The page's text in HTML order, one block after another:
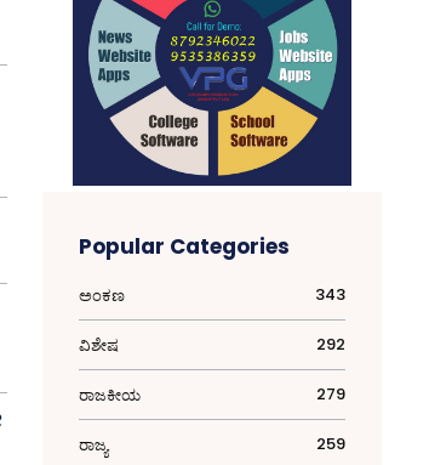
Popular Categories
ಅಂಕಣ 343
ವಿಶೇಷ 292
ರಾಜಕೀಯ 279
ರಾಜ್ಯ 259